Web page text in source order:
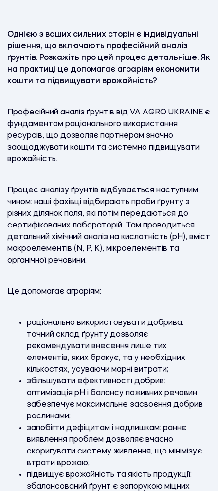
Однією з ваших сильних сторін є індивідуальні
рішення, що включають професійний аналіз
ґрунтів. Розкажіть про цей процес детальніше. Як
на практиці це допомагає аграріям економити
кошти та підвищувати врожайність?
Професійний аналіз ґрунтів від VA AGRO UKRAINE є
фундаментом раціонального використання
ресурсів, що дозволяє партнерам значно
заощаджувати кошти та системно підвищувати
врожайність.
Процес аналізу ґрунтів відбувається наступним
чином: наші фахівці відбирають проби ґрунту з
різних ділянок поля, які потім передаються до
сертифікованих лабораторій. Там проводиться
детальний хімічний аналіз на кислотність (pH), вміст
макроелементів (N, P, K), мікроелементів та
органічної речовини.
Це допомагає аграріям:
раціонально використовувати добрива:
точний склад ґрунту дозволяє
рекомендувати внесення лише тих
елементів, яких бракує, та у необхідних
кількостях, усуваючи марні витрати;
збільшувати ефективності добрив:
оптимізація pH і балансу поживних речовин
забезпечує максимальне засвоєння добрив
рослинами;
запобігти дефіцитам і надлишкам: раннє
виявлення проблем дозволяє вчасно
скоригувати систему живлення, що мінімізує
втрати врожаю;
підвищує врожайність та якість продукції:
збалансований ґрунт є запорукою міцних